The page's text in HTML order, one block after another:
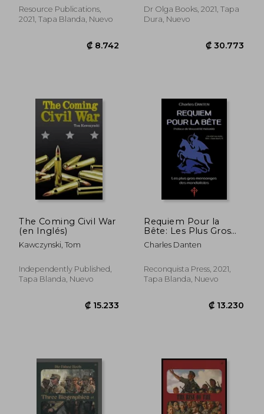
₡ 94.808
(en Inglés)
Resource Publications,
2021, Tapa Blanda, Nuevo
Dr Olga Books, 2021, Tapa
Dura, Nuevo
The Coming Civil War
(en Inglés)
Kawczynski, Tom
Independently Published,
Tapa Blanda, Nuevo
Requiem Pour la
Bête: Les Plus Gros
Mensonges des
Mondialistes (en
Charles Danten
Reconquista Press, 2021,
Tapa Blanda, Nuevo